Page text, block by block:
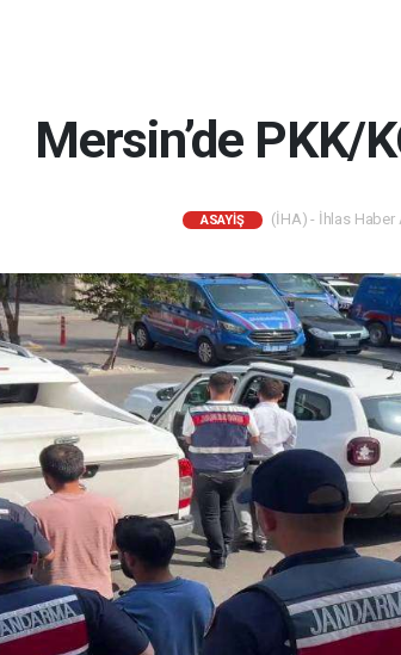
Mersin’de PKK/
ASAYIŞ (İHA) - İhlas Haber